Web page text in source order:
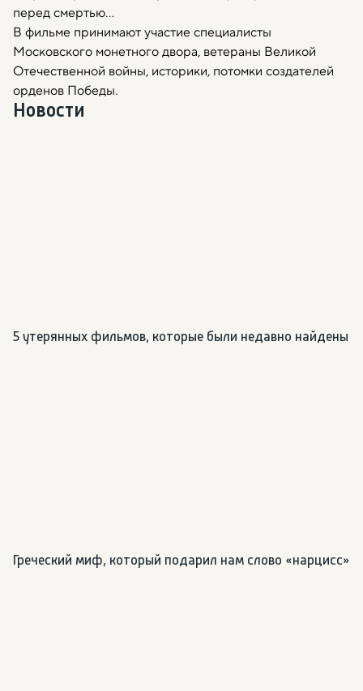
перед смертью…
В фильме принимают участие специалисты
Московского монетного двора, ветераны Великой
Отечественной войны, историки, потомки создателей
орденов Победы.
Новости
5 утерянных фильмов, которые были недавно найдены
Греческий миф, который подарил нам слово «нарцисс»